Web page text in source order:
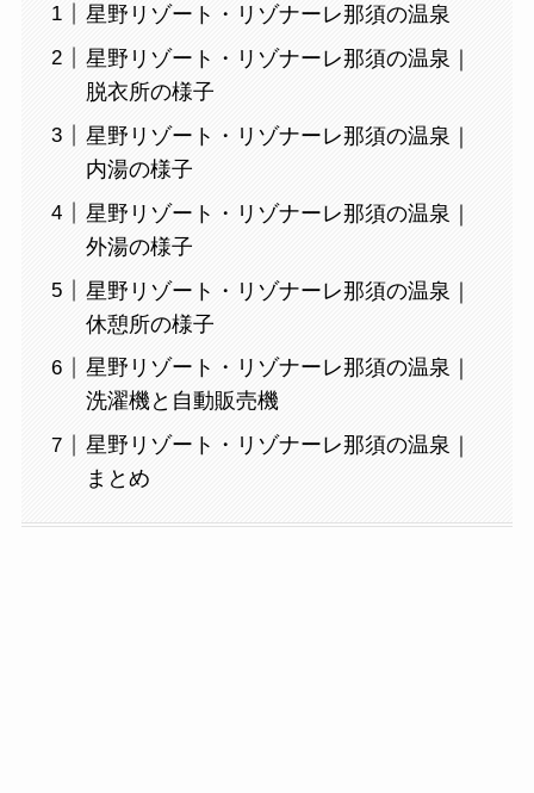
星野リゾート・リゾナーレ那須の温泉
星野リゾート・リゾナーレ那須の温泉｜
脱衣所の様子
星野リゾート・リゾナーレ那須の温泉｜
内湯の様子
星野リゾート・リゾナーレ那須の温泉｜
外湯の様子
星野リゾート・リゾナーレ那須の温泉｜
休憩所の様子
星野リゾート・リゾナーレ那須の温泉｜
洗濯機と自動販売機
星野リゾート・リゾナーレ那須の温泉｜
まとめ